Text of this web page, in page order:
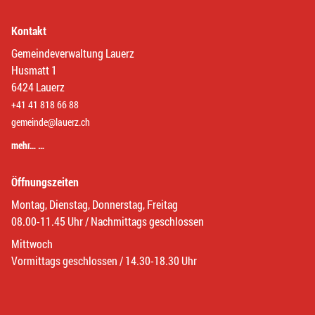
Kontakt
Gemeindeverwaltung Lauerz
Husmatt 1
6424 Lauerz
+41 41 818 66 88
gemeinde@lauerz.ch
mehr… …
Öffnungszeiten
Montag, Dienstag, Donnerstag, Freitag
08.00-11.45 Uhr / Nachmittags geschlossen
Mittwoch
Vormittags geschlossen / 14.30-18.30 Uhr